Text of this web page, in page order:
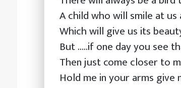
A child who will smile at
Which will give us its
But …..if one day you see
Then just come closer to
Hold me in your arms give